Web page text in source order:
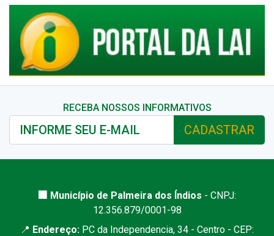
RECEBA NOSSOS INFORMATIVOS
CADASTRAR
🏢 Município de Palmeira dos Índios - CNPJ:
12.356.879/0001-98
📍 Endereço: PC da Independencia, 34 - Centro - CEP: